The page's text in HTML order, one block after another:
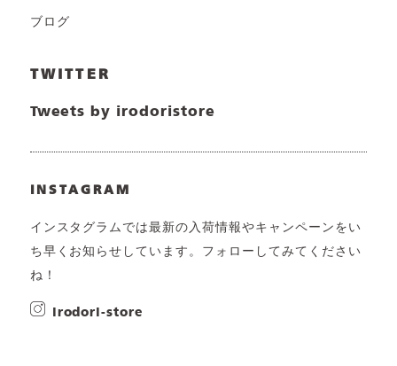
ブログ
TWITTER
Tweets by irodoristore
INSTAGRAM
インスタグラムでは最新の入荷情報やキャンペーンをい
ち早くお知らせしています。フォローしてみてください
ね！
irodori-store